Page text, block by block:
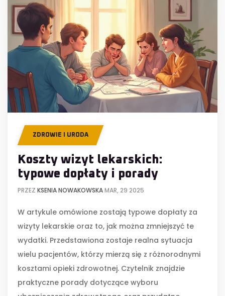
ZDROWIE I URODA
Koszty wizyt lekarskich:
typowe dopłaty i porady
PRZEZ KSENIA NOWAKOWSKAMAR, 29 2025
W artykule omówione zostają typowe dopłaty za
wizyty lekarskie oraz to, jak można zmniejszyć te
wydatki. Przedstawiona zostaje realna sytuacja
wielu pacjentów, którzy mierzą się z różnorodnymi
kosztami opieki zdrowotnej. Czytelnik znajdzie
praktyczne porady dotyczące wyboru